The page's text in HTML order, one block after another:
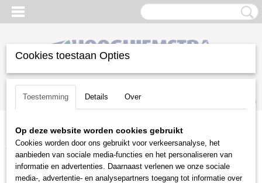
Inloggen Registreren
(0)
Home >Groot materieel>Aanbouwwerktuigen>
Zanon Cyclomaaier zijgedragen 1,15 mtr
Cookies toestaan Opties
Toestemming Details Over
Op deze website worden cookies gebruikt
Cookies worden door ons gebruikt voor verkeersanalyse, het
aanbieden van sociale media-functies en het personaliseren van
informatie en advertenties. Daarnaast verlenen we onze sociale
media-, advertentie- en analysepartners toegang tot informatie over